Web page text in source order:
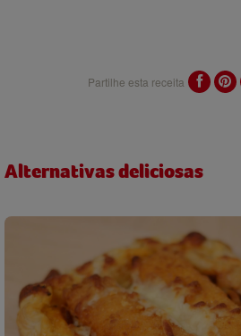
Partilhe esta receita
Alternativas deliciosas